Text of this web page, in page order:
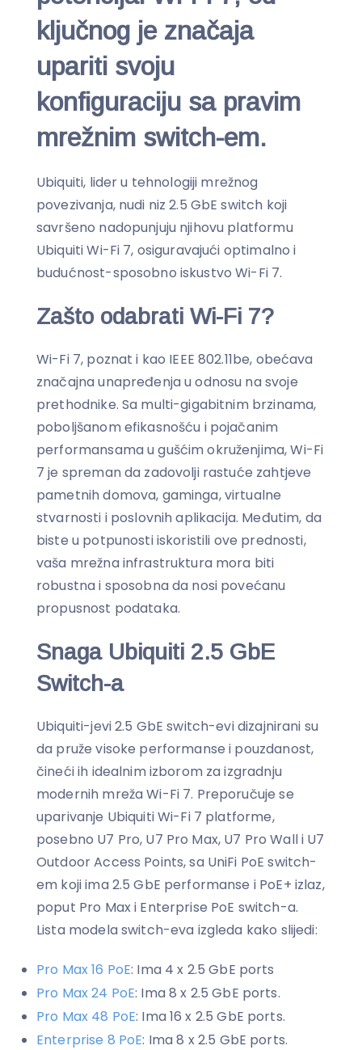
ključnog je značaja
upariti svoju
konfiguraciju sa pravim
mrežnim switch-em.
Ubiquiti, lider u tehnologiji mrežnog
povezivanja, nudi niz 2.5 GbE switch koji
savršeno nadopunjuju njihovu platformu
Ubiquiti Wi-Fi 7, osiguravajući optimalno i
budućnost-sposobno iskustvo Wi-Fi 7.
Zašto odabrati Wi-Fi 7?
Wi-Fi 7, poznat i kao IEEE 802.11be, obećava
značajna unapređenja u odnosu na svoje
prethodnike. Sa multi-gigabitnim brzinama,
poboljšanom efikasnošću i pojačanim
performansama u gušćim okruženjima, Wi-Fi
7 je spreman da zadovolji rastuće zahtjeve
pametnih domova, gaminga, virtualne
stvarnosti i poslovnih aplikacija. Međutim, da
biste u potpunosti iskoristili ove prednosti,
vaša mrežna infrastruktura mora biti
robustna i sposobna da nosi povećanu
propusnost podataka.
Snaga Ubiquiti 2.5 GbE
Switch-a
Ubiquiti-jevi 2.5 GbE switch-evi dizajnirani su
da pruže visoke performanse i pouzdanost,
čineći ih idealnim izborom za izgradnju
modernih mreža Wi-Fi 7. Preporučuje se
uparivanje Ubiquiti Wi-Fi 7 platforme,
posebno U7 Pro, U7 Pro Max, U7 Pro Wall i U7
Outdoor Access Points, sa UniFi PoE switch-
em koji ima 2.5 GbE performanse i PoE+ izlaz,
poput Pro Max i Enterprise PoE switch-a.
Lista modela switch-eva izgleda kako slijedi:
Pro Max 16 PoE: Ima 4 x 2.5 GbE ports
Pro Max 24 PoE: Ima 8 x 2.5 GbE ports.
Pro Max 48 PoE: Ima 16 x 2.5 GbE ports.
Enterprise 8 PoE: Ima 8 x 2.5 GbE ports.